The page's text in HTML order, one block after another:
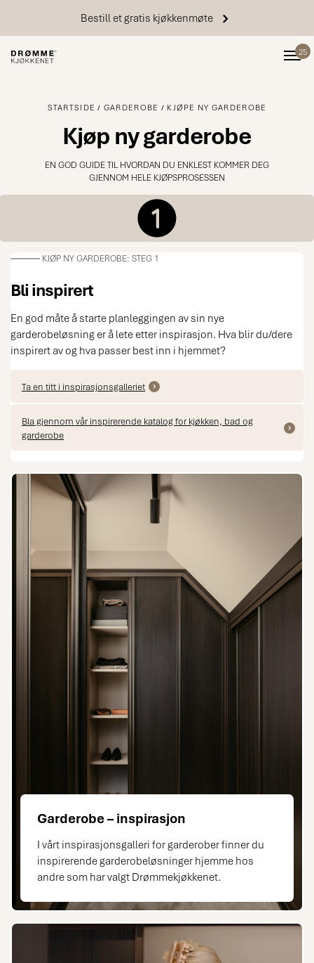
Bestill et gratis kjøkkenmøte
25
STARTSIDE GARDEROBE KJØPE NY GARDEROBE
Kjøp ny garderobe
EN GOD GUIDE TIL HVORDAN DU ENKLEST KOMMER DEG
GJENNOM HELE KJØPSPROSESSEN
KJØP NY GARDEROBE: STEG 1
Bli inspirert
En god måte å starte planleggingen av sin nye
garderobeløsning er å lete etter inspirasjon. Hva blir du/dere
inspirert av og hva passer best inn i hjemmet?
Ta en titt i inspirasjonsgalleriet
Bla gjennom vår inspirerende katalog for kjøkken, bad og
garderobe
Garderobe – inspirasjon
I vårt inspirasjonsgalleri for garderober finner du
inspirerende garderobeløsninger hjemme hos
andre som har valgt Drømmekjøkkenet.